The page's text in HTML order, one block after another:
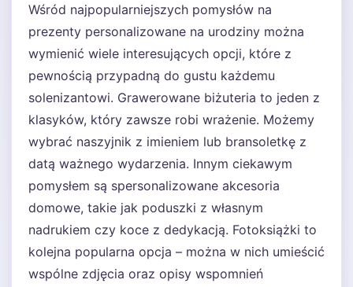
Wśród najpopularniejszych pomysłów na
prezenty personalizowane na urodziny można
wymienić wiele interesujących opcji, które z
pewnością przypadną do gustu każdemu
solenizantowi. Grawerowane biżuteria to jeden z
klasyków, który zawsze robi wrażenie. Możemy
wybrać naszyjnik z imieniem lub bransoletkę z
datą ważnego wydarzenia. Innym ciekawym
pomysłem są spersonalizowane akcesoria
domowe, takie jak poduszki z własnym
nadrukiem czy koce z dedykacją. Fotoksiążki to
kolejna popularna opcja – można w nich umieścić
wspólne zdjęcia oraz opisy wspomnień